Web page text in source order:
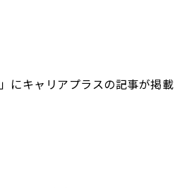
にキャリアプラスの記事が掲載